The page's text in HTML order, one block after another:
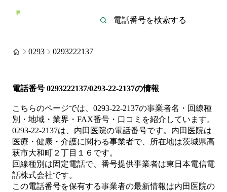
0293 0293222137
電話番号 0293222137/0293-22-2137の情報
こちらのページでは、 0293-22-2137の事業者名・回線種
別・地域・業界・FAX番号・口コミを紹介しています。
0293-22-2137は、 内田医院の電話番号です。 内田医院は
医療・健康・介護に関わる事業者で、所在地は茨城県高
萩市大和町２丁目１６ です。
回線種別は固定電話で、番号提供事業者は東日本電信電
話株式会社です。
この電話番号を保有する事業者の最新情報は内田医院の